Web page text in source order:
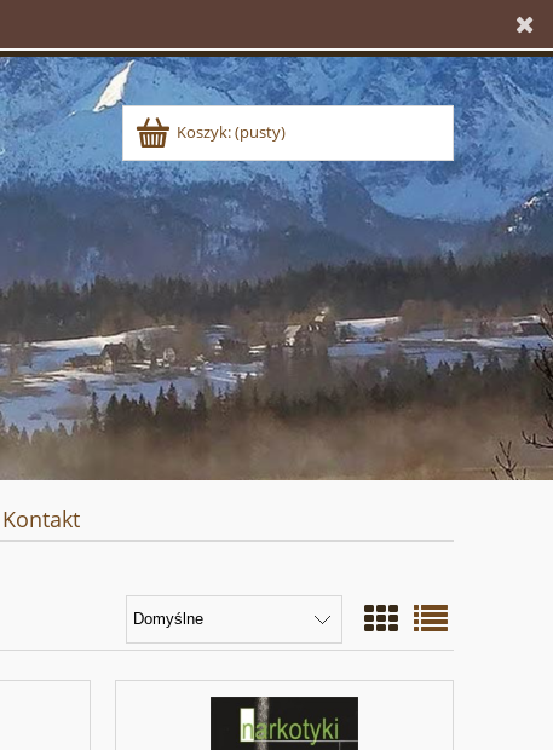
Koszyk:(pusty)
Kontakt